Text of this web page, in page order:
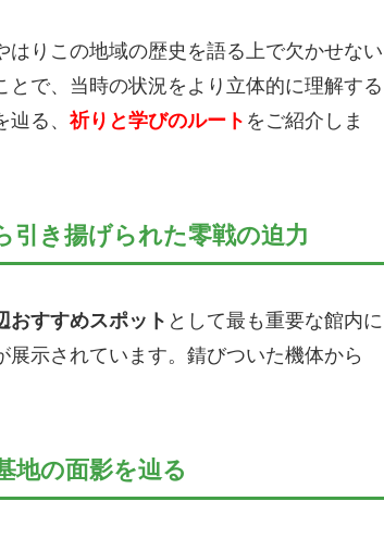
はりこの地域の歴史を語る上で欠かせない
で、当時の状況をより立体的に理解する
る、 祈りと学びのルート をご紹介しま
引き揚げられた零戦の迫力
おすすめスポット として最も重要な館内に
示されています。錆びついた機体から
地の面影を辿る